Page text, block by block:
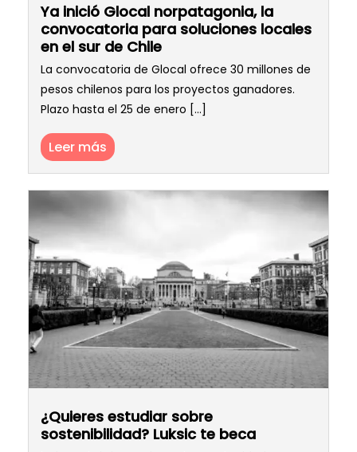
Ya inició Glocal norpatagonia, la
convocatoria para soluciones locales
en el sur de Chile
La convocatoria de Glocal ofrece 30 millones de
pesos chilenos para los proyectos ganadores.
Plazo hasta el 25 de enero [...]
Leer más
¿Quieres estudiar sobre
sostenibilidad? Luksic te beca